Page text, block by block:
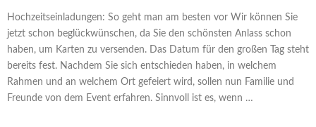
Hochzeitseinladungen: So geht man am besten vor Wir können Sie
jetzt schon beglückwünschen, da Sie den schönsten Anlass schon
haben, um Karten zu versenden. Das Datum für den großen Tag steht
bereits fest. Nachdem Sie sich entschieden haben, in welchem
Rahmen und an welchem Ort gefeiert wird, sollen nun Familie und
Freunde von dem Event erfahren. Sinnvoll ist es, wenn …